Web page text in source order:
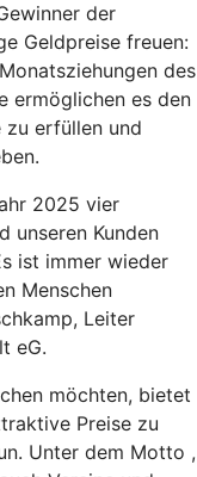
der
Geldpreise freuen:
des
ermöglichen es den
zu erfüllen und
2025 vier
unseren Kunden
ist immer wieder
Menschen
Leiter
eG.
möchten, bietet
Preise zu
Unter dem Motto ,